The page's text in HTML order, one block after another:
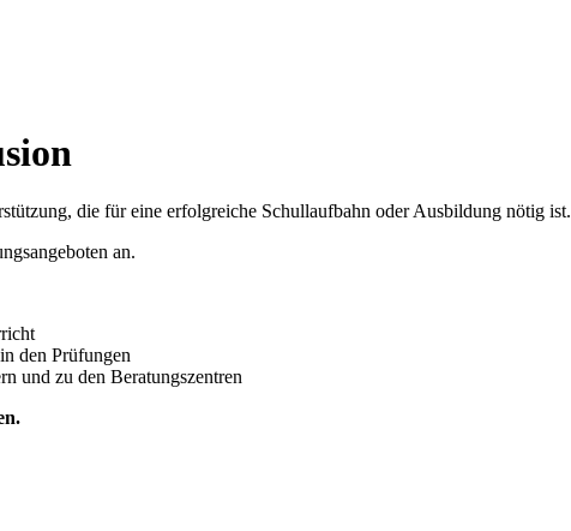
die für eine erfolgreiche Schullaufbahn oder Ausbildung nötig ist.
an.
den Prüfungen
und zu den Beratungszentren